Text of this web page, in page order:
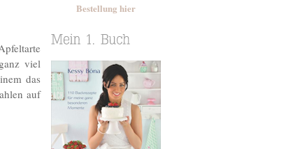
viel
das
auf
Bestellung hier